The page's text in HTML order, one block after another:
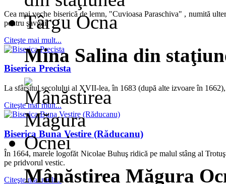
Cea mai veche biserică de lemn, "Cuvioasa Paraschiva" , numită
pentru şavgăi.
Citeşte mai mult...
Biserica Precista
La sfârşitul secolului al XVII-lea, în 1683 (după alte izvoare în
Citeşte mai mult...
Biserica Buna Vestire (Răducanu)
În 1664, marele logofăt Nicolae Buhuş ridică pe malul stâng al
pe pridvorul vestic.
Citeşte mai mult...
Mina Salina din
Mânăstirea Măgura